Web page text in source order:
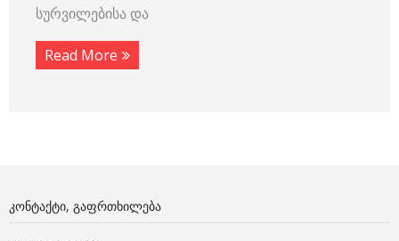
სურვილებისა და
Read More
ᲙᲝᲜᲢᲐᲥᲢᲘ, ᲒᲐᲤᲠᲗᲮᲘᲚᲔᲑᲐ